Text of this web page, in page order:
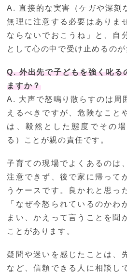
A. 直接的な実害（ケガや深刻
無理に注意する必要はありま
ならないでおこうね」と、自
として心の中で受け止めるのが
Q. 外出先で子どもを強く叱る
ますか？
A. 大声で怒鳴り散らすのは周
えるべきですが、危険なこと
は、毅然とした態度でその
る）ことが親の責任です。
子育ての現場でよくあるのは
注意できず、後で家に帰って
うケースです。良かれと思っ
「なぜ今怒られているのかわ
まい、かえって言うことを聞
ことがあります。
疑問や迷いを感じたことは、
など、信頼できる人に相談し